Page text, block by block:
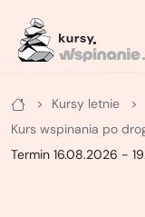
Kursy letnie
Kurs wspinania po
Termin 16.08.2026 -
Letnie
Zimowe
Kurs na ściance
Kurs po drogach
Kurs turystyki
Kurs turystyki